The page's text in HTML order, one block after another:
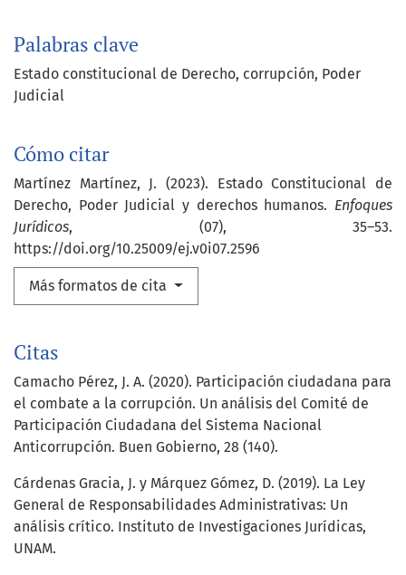
Palabras clave
Estado constitucional de Derecho corrupción Poder
Judicial
Cómo citar
Martínez Martínez, J. (2023). Estado Constitucional de
Derecho, Poder Judicial y derechos humanos. Enfoques
Jurídicos, (07), 35–53.
https://doi.org/10.25009/ej.v0i07.2596
Más formatos de cita
Citas
Camacho Pérez, J. A. (2020). Participación ciudadana para
el combate a la corrupción. Un análisis del Comité de
Participación Ciudadana del Sistema Nacional
Anticorrupción. Buen Gobierno, 28 (140).
Cárdenas Gracia, J. y Márquez Gómez, D. (2019). La Ley
General de Responsabilidades Administrativas: Un
análisis crítico. Instituto de Investigaciones Jurídicas,
UNAM.